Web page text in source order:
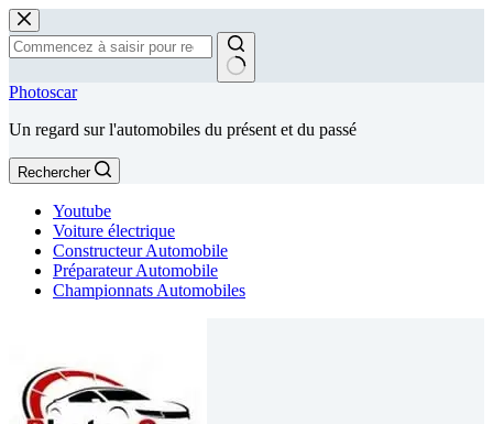
Passer
au
contenu
Aucun
Photoscar
Un regard sur l'automobiles du présent et du passé
Rechercher
Youtube
Voiture électrique
Constructeur Automobile
Préparateur Automobile
Championnats Automobiles